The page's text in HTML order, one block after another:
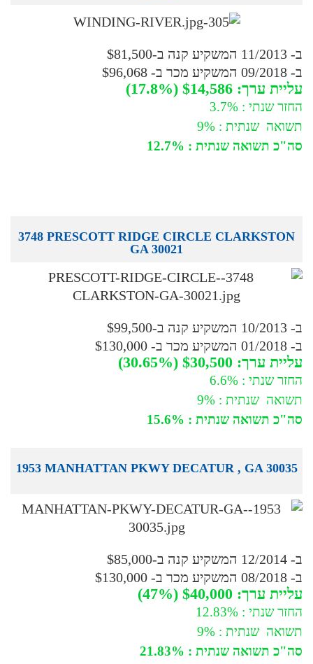
ב- 11/2013 המשקיע קנה ב-$81,500
ב- 09/2018 המשקיע מכר ב- $96,068
עליית ערך: $14,586 (17.8%)
החזר שנתי : 3.7%
תשואה שנתית : 9%
סה"כ תשואה שנתית : 12.7%
3748 PRESCOTT RIDGE CIRCLE CLARKSTON
GA 30021
ב- 10/2013 המשקיע קנה ב-$99,500
ב- 01/2018 המשקיע מכר ב- $130,000
עליית ערך: $30,500 (30.65%)
החזר שנתי : 6.6%
תשואה שנתית : 9%
סה"כ תשואה שנתית : 15.6%
1953 MANHATTAN PKWY DECATUR , GA 30035
ב- 12/2014 המשקיע קנה ב-$85,000
ב- 08/2018 המשקיע מכר ב- $130,000
עליית ערך: $40,000 (47%)
החזר שנתי : 12.83%
תשואה שנתית : 9%
סה"כ תשואה שנתית : 21.83%